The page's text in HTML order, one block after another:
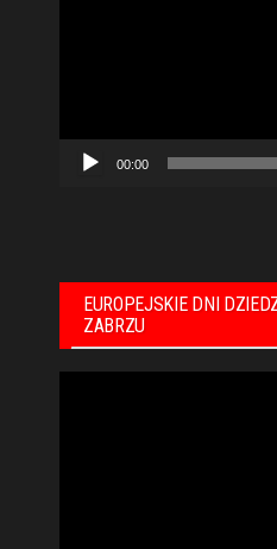
00:00
EUROPEJSKIE DNI
ZABRZU